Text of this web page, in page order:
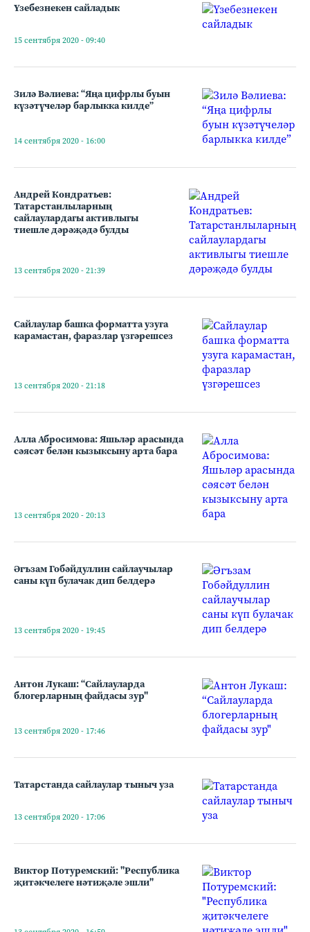
Үзебезнекен сайладык
15 сентября 2020 - 09:40
Зилә Вәлиева: “Яңа цифрлы буын
күзәтүчеләр барлыкка килде”
14 сентября 2020 - 16:00
Андрей Кондратьев:
Татарстанлыларның
сайлаулардагы активлыгы
тиешле дәрәҗәдә булды
13 сентября 2020 - 21:39
Сайлаулар башка форматта узуга
карамастан, фаразлар үзгәрешсез
13 сентября 2020 - 21:18
Алла Абросимова: Яшьләр арасында
сәясәт белән кызыксыну арта бара
13 сентября 2020 - 20:13
Әгъзам Гобәйдуллин сайлаучылар
саны күп булачак дип белдерә
13 сентября 2020 - 19:45
Антон Лукаш: “Сайлауларда
блогерларның файдасы зур"
13 сентября 2020 - 17:46
Татарстанда сайлаулар тыныч уза
13 сентября 2020 - 17:06
Виктор Потуремский: "Республика
җитәкчелеге нәтиҗәле эшли"